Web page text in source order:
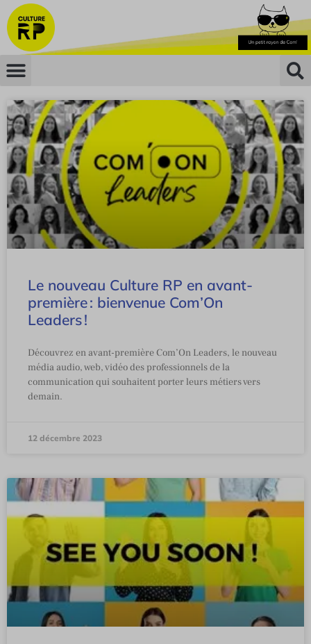
Le nouveau Culture RP en avant-
première : bienvenue Com’On
Leaders !
Découvrez en avant-première Com’On Leaders, le nouveau
média audio, web, vidéo des professionnels de la
communication qui souhaitent porter leurs métiers vers
demain.
12 décembre 2023